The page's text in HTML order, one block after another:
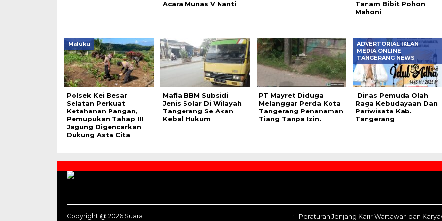
Acara Munas V Nanti
Tanam Bibit Pohon
Mahoni
Maluku
Polsek Kei Besar
Selatan Perkuat
Ketahanan Pangan,
Pemupukan Tahap III
Jagung Digencarkan
Dukung Asta Cita
Mafia BBM Subsidi
Jenis Solar Di Wilayah
Tangerang Se Akan
Kebal Hukum
PT Mayret Diduga
Melanggar Perda Kota
Tangerang Penanaman
Tiang Tanpa Izin.
ADVERTORIAL IKLAN
MEDIA ONLINE
TANGERANG NEWS
Dinas Pemuda Olah
Raga Kebudayaan Dan
Pariwisata Kab.
Tangerang
Copyright @ 2026 Suara
Peraturan Jenjang Karir Wartawan dan